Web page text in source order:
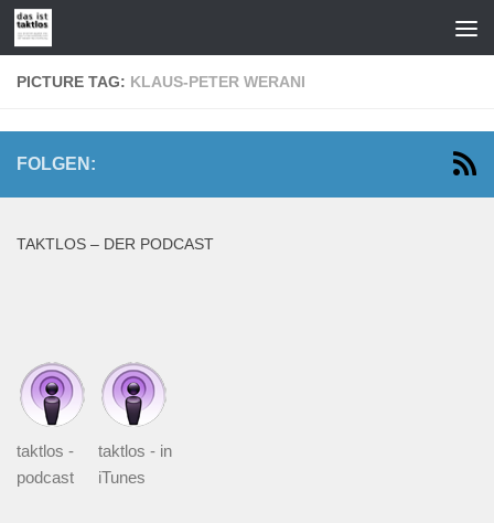
Zum Inhalt springen
PICTURE TAG: KLAUS-PETER WERANI
FOLGEN:
TAKTLOS – DER PODCAST
taktlos -
podcast
taktlos - in
iTunes